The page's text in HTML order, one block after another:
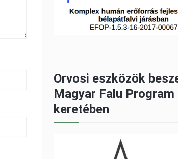
Orvosi eszközök
Magyar Falu Program
keretében